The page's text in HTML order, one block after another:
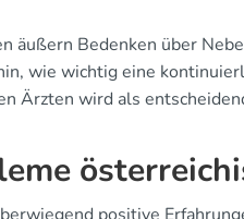
äußern Bedenken über
wie wichtig eine
Ärzten wird als